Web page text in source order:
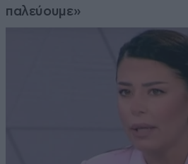
παλεύουμε»